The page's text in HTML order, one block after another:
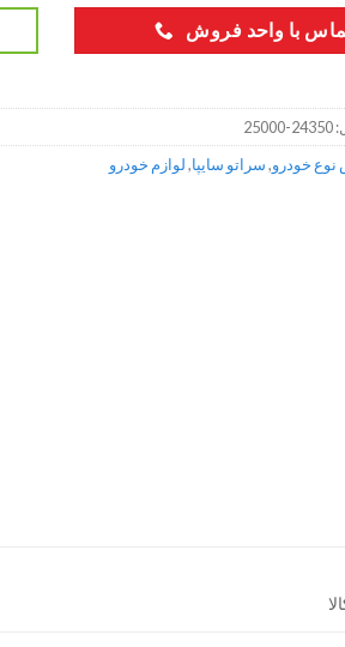
با واحد فروش
24350-25000
نوع خودرو,سراتو سایپا,لوازم خودرو